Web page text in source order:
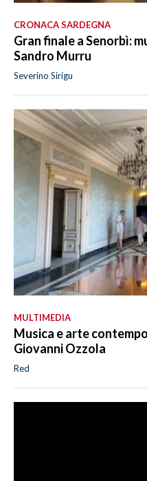
CRONACA SARDEGNA
Gran finale a Senorbì:
Sandro Murru
Severino Sirigu
MULTIMEDIA
Musica e arte
Giovanni Ozzola
Red